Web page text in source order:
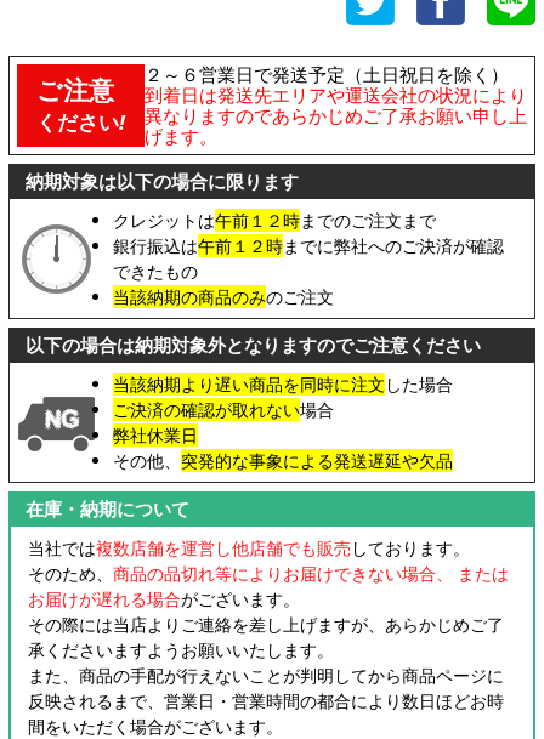
ご注意
ください!
２～６営業日で発送予定（土日祝日を除く）
到着日は発送先エリアや運送会社の状況により
異なりますのであらかじめご了承お願い申し上
げます。
納期対象は以下の場合に限ります
クレジットは午前１２時までのご注文まで
銀行振込は午前１２時までに弊社へのご決済が確認
できたもの
当該納期の商品のみのご注文
以下の場合は納期対象外となりますのでご注意ください
当該納期より遅い商品を同時に注文 した場合
ご決済の確認が取れない場合
弊社休業日
その他、 突発的な事象による発送遅延や欠品
在庫・納期について
当社では複数店舗を運営し他店舗でも販売 しております。
そのため、 商品の品切れ等によりお届けできない場合、 または
お届けが遅れる場合がございます。
その際には当店よりご連絡を差し上げますが、あらかじめご了
承くださいますようお願いいたします。
また、商品の手配が行えないことが判明してから商品ページに
反映されるまで、営業日・営業時間の都合により数日ほどお時
間をいただく場合がございます。